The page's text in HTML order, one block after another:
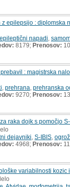
epilepsijo : diplomska
epileptični napadi
8179; Prenosov:
: magistrska
prehrana prehranska
9270; Prenosov:
raka dojk s pomočjo
dejavniki S-IBIS
4968; Prenosov:
variabilnosti